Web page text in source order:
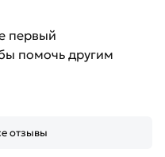
первый
помочь другим
отзывы